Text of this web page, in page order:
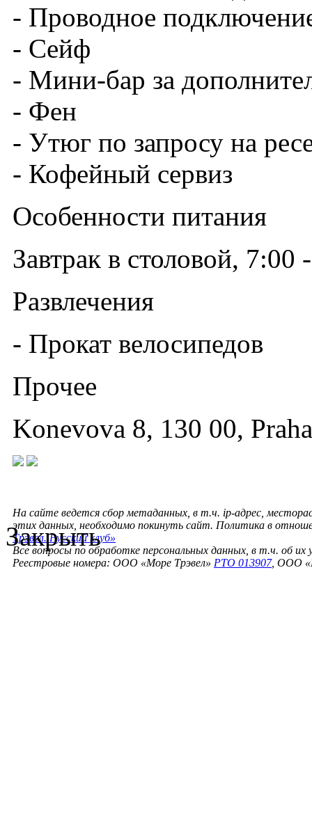
- Проводное
- Сейф
- Мини-бар за
- Фен
- Утюг по запросу на
- Кофейный сервиз
Особенности питания
Завтрак в столовой, 7:00
Развлечения
- Прокат велосипедов
Прочее
Konevova 8, 130 00,
На сайте ведется сбор метаданных, в т.ч. ip-адрес,
этих данных, необходимо покинуть сайт. Политика в
Трэвел. Русский клуб»
Все вопросы по обработке персональных данных, в т.ч. об их
Реестровые номера: ООО «Море Трэвел» РТО 013907, ООО
Закрыть